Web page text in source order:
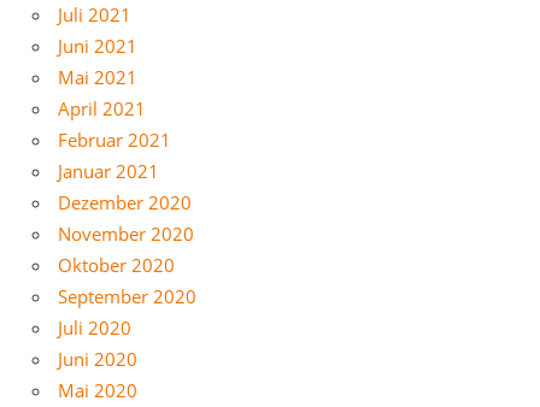
Juli 2021
Juni 2021
Mai 2021
April 2021
Februar 2021
Januar 2021
Dezember 2020
November 2020
Oktober 2020
September 2020
Juli 2020
Juni 2020
Mai 2020